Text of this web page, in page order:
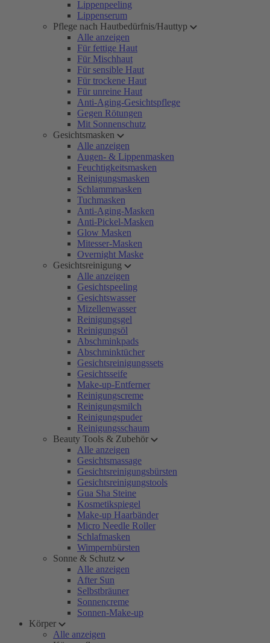
Lippenpeeling
Lippenserum
Pflege nach Hautbedürfnis/Hauttyp
Alle anzeigen
Für fettige Haut
Für Mischhaut
Für sensible Haut
Für trockene Haut
Für unreine Haut
Anti-Aging-Gesichtspflege
Gegen Rötungen
Mit Sonnenschutz
Gesichtsmasken
Alle anzeigen
Augen- & Lippenmasken
Feuchtigkeitsmasken
Reinigungsmasken
Schlammmasken
Tuchmasken
Anti-Aging-Masken
Anti-Pickel-Masken
Glow Masken
Mitesser-Masken
Overnight Maske
Gesichtsreinigung
Alle anzeigen
Gesichtspeeling
Gesichtswasser
Mizellenwasser
Reinigungsgel
Reinigungsöl
Abschminkpads
Abschminktücher
Gesichtsreinigungssets
Gesichtsseife
Make-up-Entferner
Reinigungscreme
Reinigungsmilch
Reinigungspuder
Reinigungsschaum
Beauty Tools & Zubehör
Alle anzeigen
Gesichtsmassage
Gesichtsreinigungsbürsten
Gesichtsreinigungstools
Gua Sha Steine
Kosmetikspiegel
Make-up Haarbänder
Micro Needle Roller
Schlafmasken
Wimpernbürsten
Sonne & Schutz
Alle anzeigen
After Sun
Selbstbräuner
Sonnencreme
Sonnen-Make-up
Körper
Alle anzeigen